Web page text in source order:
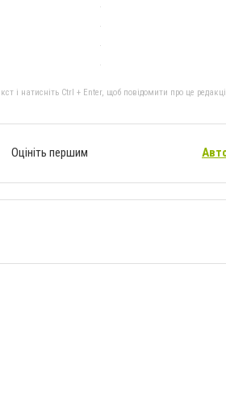
і натисніть Ctrl + Enter, щоб повідомити про це
Оцініть першим